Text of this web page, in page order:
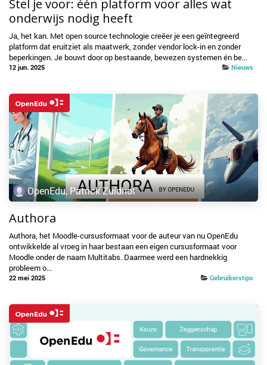
Stel je voor: één platform voor alles wat
onderwijs nodig heeft
Ja, het kan. Met open source technologie creëer je een geïntegreerd
platform dat eruitziet als maatwerk, zonder vendor lock-in en zonder
beperkingen. Je bouwt door op bestaande, bewezen systemen én be...
12 jun. 2025 Nieuws
OpenEdu, Patrick Zuidhof
Authora
Authora, het Moodle-cursusformaat voor de auteur van nu OpenEdu
ontwikkelde al vroeg in haar bestaan een eigen cursusformaat voor
Moodle onder de naam Multitabs. Daarmee werd een hardnekkig
probleem o...
22 mei 2025 Gebruikerstips